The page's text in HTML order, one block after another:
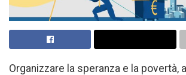
Organizzare la speranza e la povertà,